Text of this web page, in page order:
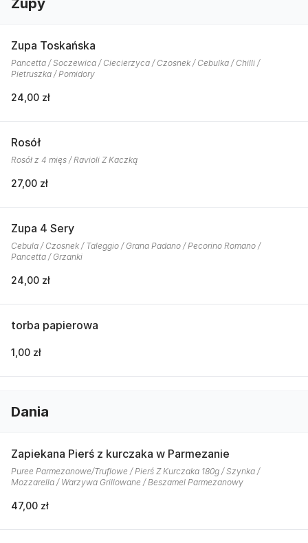
Zupy
Zupa Toskańska
Pancetta / Soczewica / Ciecierzyca / Czosnek / Cebulka / Chilli /
Pietruszka / Pomidory
24,00 zł
Rosół
Rosół z 4 mięs / Ravioli Z Kaczką
27,00 zł
Zupa 4 Sery
Cebula / Czosnek / Taleggio / Grana Padano / Pecorino Romano /
Pancetta / Grzanki
24,00 zł
torba papierowa
1,00 zł
Dania
Zapiekana Pierś z kurczaka w Parmezanie
Puree Parmezanowe/Truflowe / Pierś Z Kurczaka 180g / Szynka /
Mozzarella / Warzywa Grillowane / Beszamel Parmezanowy
47,00 zł